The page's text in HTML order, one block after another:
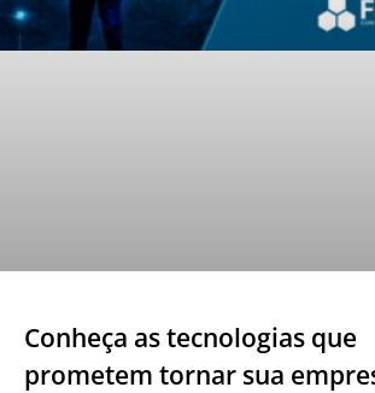
Conheça as tecnologias que
prometem tornar sua